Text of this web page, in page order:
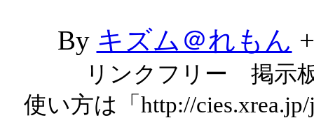
By キズム＠れもん
リンクフリー 掲示
使い方は「http://